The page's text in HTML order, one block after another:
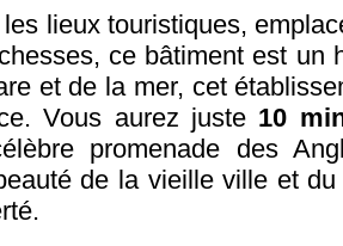
lieux touristiques,
ce bâtiment est un
et de la mer, cet
Vous aurez juste 10
promenade des
de la vieille ville et